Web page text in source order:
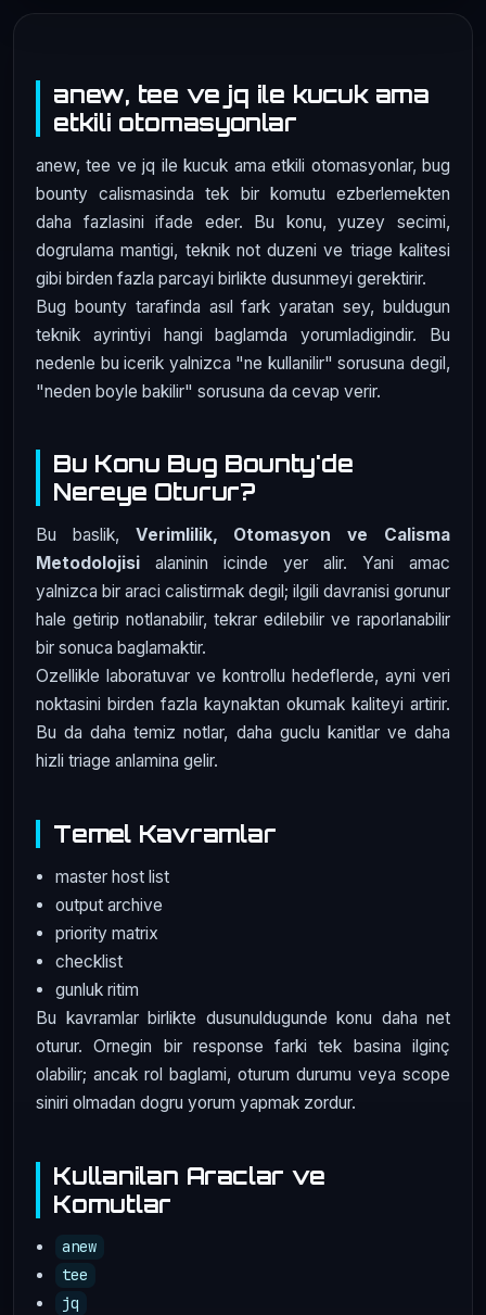
anew, tee ve jq ile kucuk ama
etkili otomasyonlar
anew, tee ve jq ile kucuk ama etkili otomasyonlar, bug
bounty calismasinda tek bir komutu ezberlemekten
daha fazlasini ifade eder. Bu konu, yuzey secimi,
dogrulama mantigi, teknik not duzeni ve triage kalitesi
gibi birden fazla parcayi birlikte dusunmeyi gerektirir.
Bug bounty tarafinda asıl fark yaratan sey, buldugun
teknik ayrintiyi hangi baglamda yorumladigindir. Bu
nedenle bu icerik yalnizca "ne kullanilir" sorusuna degil,
"neden boyle bakilir" sorusuna da cevap verir.
Bu Konu Bug Bounty'de
Nereye Oturur?
Bu baslik, Verimlilik, Otomasyon ve Calisma
Metodolojisi alaninin icinde yer alir. Yani amac
yalnizca bir araci calistirmak degil; ilgili davranisi gorunur
hale getirip notlanabilir, tekrar edilebilir ve raporlanabilir
bir sonuca baglamaktir.
Ozellikle laboratuvar ve kontrollu hedeflerde, ayni veri
noktasini birden fazla kaynaktan okumak kaliteyi artirir.
Bu da daha temiz notlar, daha guclu kanitlar ve daha
hizli triage anlamina gelir.
Temel Kavramlar
master host list
output archive
priority matrix
checklist
gunluk ritim
Bu kavramlar birlikte dusunuldugunde konu daha net
oturur. Ornegin bir response farki tek basina ilginç
olabilir; ancak rol baglami, oturum durumu veya scope
siniri olmadan dogru yorum yapmak zordur.
Kullanilan Araclar ve
Komutlar
anew
tee
jq